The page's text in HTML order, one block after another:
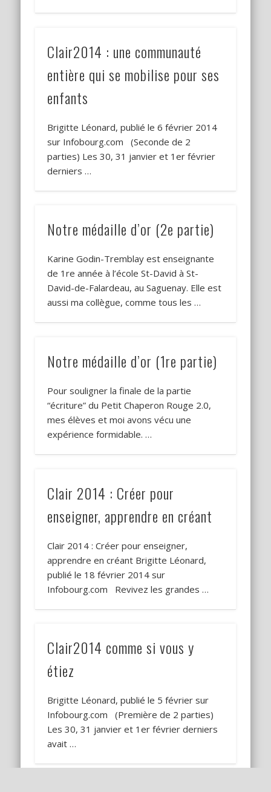
Clair2014 : une communauté
entière qui se mobilise pour ses
enfants
Brigitte Léonard, publié le 6 février 2014
sur Infobourg.com (Seconde de 2
parties) Les 30, 31 janvier et 1er février
derniers …
Notre médaille d’or (2e partie)
Karine Godin-Tremblay est enseignante
de 1re année à l’école St-David à St-
David-de-Falardeau, au Saguenay. Elle est
aussi ma collègue, comme tous les …
Notre médaille d’or (1re partie)
Pour souligner la finale de la partie
“écriture” du Petit Chaperon Rouge 2.0,
mes élèves et moi avons vécu une
expérience formidable. …
Clair 2014 : Créer pour
enseigner, apprendre en créant
Clair 2014 : Créer pour enseigner,
apprendre en créant Brigitte Léonard,
publié le 18 février 2014 sur
Infobourg.com Revivez les grandes …
Clair2014 comme si vous y
étiez
Brigitte Léonard, publié le 5 février sur
Infobourg.com (Première de 2 parties)
Les 30, 31 janvier et 1er février derniers
avait …